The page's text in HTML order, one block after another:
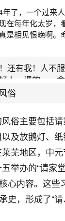
山东，中元节
粗茶淡饭，以
卜汤是推荐菜
萝卜擦成细丝
汁倒入锅中烧
俗
俗主要包括
及放鹅灯、
芜地区，中
举办的“请家堂
心内容。这些
史，形成了“请
了，一个过来
在每年化太岁，
是相见恨晚啊。
还有我！人不
上一课的。一命
！
年了，都是缘分
两年，生意屡屡
好，生意好的就
是倒霉！我也想